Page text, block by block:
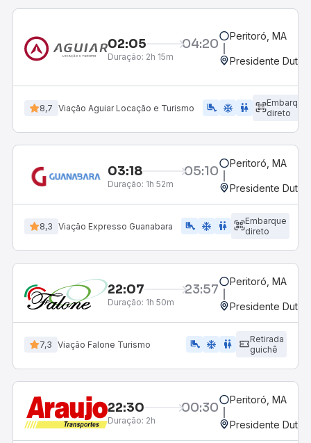
02:05 04:20
Duração: 2h 15m
Peritoró, MA
Presidente
8,7 Viação Aguiar Locação e Turismo airline_seat_legroom_extra ac_unit wc
Embarque
direto
03:18 05:10
Duração: 1h 52m
Peritoró, MA
Presidente
8,3 Viação Expresso Guanabara airline_seat_legroom_extra ac_unit WC
Embarque
direto
22:07 23:57
Duração: 1h 50m
Peritoró, MA
Presidente
7,3 Viação Falone Turismo airline_seat_legroom_extra ac_unit wc
Retirada
guichê
22:30 00:30
Duração: 2h
Peritoró, MA
Presidente